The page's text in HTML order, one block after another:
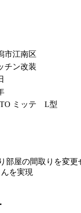
市江南区
チン改装
ミッテ L型
部屋の間取りを変更
を実現